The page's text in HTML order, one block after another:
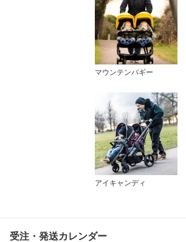
マウンテンバギー
アイキャンディ
受注・発送カレンダー